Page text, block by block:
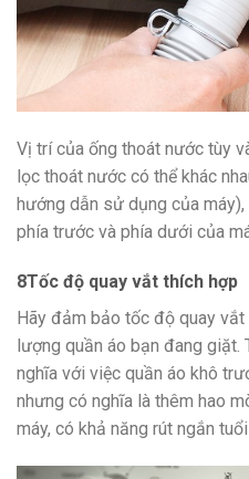
Vị trí của ống thoát nước tùy
lọc thoát nước có thể khác
hướng dẫn sử dụng của
phía trước và phía dưới của
8Tốc độ quay vắt thích hợp
Hãy đảm bảo tốc độ quay
lượng quần áo bạn đang
nghĩa với việc quần áo khô
nhưng có nghĩa là thêm hao
máy, có khả năng rút ngắn